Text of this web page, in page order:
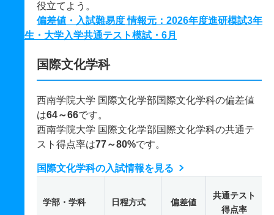
役立てよう。
偏差値・入試難易度 情報元：2026年度進研模試3年
生・大学入学共通テスト模試・6月
国際文化学科
西南学院大学 国際文化学部国際文化学科の偏差値
は64～66です。
西南学院大学 国際文化学部国際文化学科の共通テ
スト得点率は77～80%です。
国際文化学科の入試情報を見る
学部・学科 日程方式 偏差値
共通テスト
得点率